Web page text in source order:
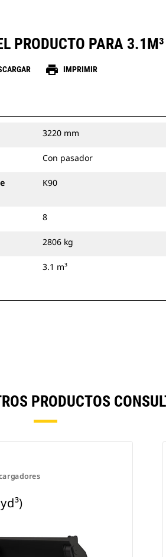
PRODUCTO PARA
print IMPRIMIR
3220 mm
Con pasador
K90
8
2806 kg
3.1 m³
PRODUCTOS